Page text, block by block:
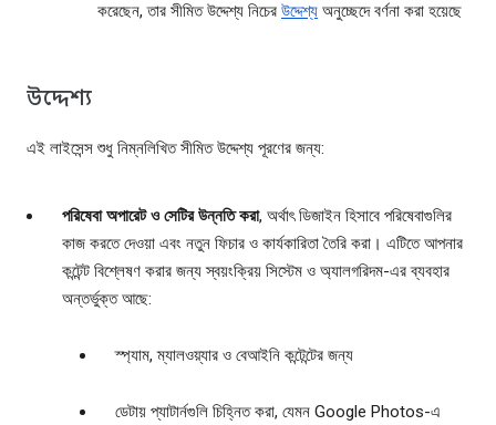
করেছেন, তার সীমিত উদ্দেশ্য নিচের উদ্দেশ্য অনুচ্ছেদে বর্ণনা করা হয়েছে
উদ্দেশ্য
এই লাইসেন্স শুধু নিম্নলিখিত সীমিত উদ্দেশ্য পূরণের জন্য:
পরিষেবা অপারেট ও সেটির উন্নতি করা, অর্থাৎ ডিজাইন হিসাবে পরিষেবাগুলির
কাজ করতে দেওয়া এবং নতুন ফিচার ও কার্যকারিতা তৈরি করা। এটিতে আপনার
কন্টেন্ট বিশ্লেষণ করার জন্য স্বয়ংক্রিয় সিস্টেম ও অ্যালগরিদম-এর ব্যবহার
অন্তর্ভুক্ত আছে:
স্প্যাম, ম্যালওয়্যার ও বেআইনি কন্টেন্টের জন্য
ডেটায় প্যাটার্নগুলি চিহ্নিত করা, যেমন Google Photos-এ